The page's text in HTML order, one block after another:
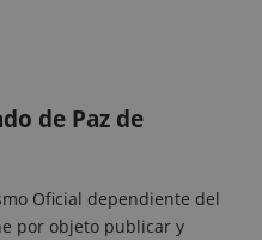
de Paz de
Oficial dependiente del
por objeto publicar y